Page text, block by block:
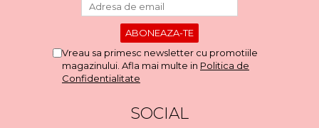
Vreau sa primesc newsletter cu promotiile
magazinului. Afla mai multe in Politica de
Confidentialitate
SOCIAL